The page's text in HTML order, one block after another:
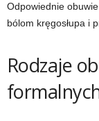
Odpowiednie
bólom kręgosłupa i
Rodzaje